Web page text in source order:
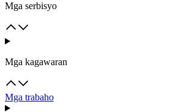
Mga serbisyo
Mga kagawaran
Mga trabaho